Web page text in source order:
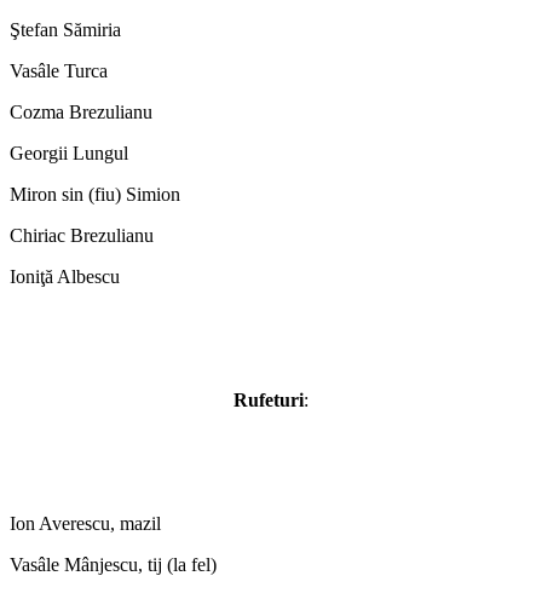
Ştefan Sămiria
Vasâle Turca
Cozma Brezulianu
Georgii Lungul
Miron sin (fiu) Simion
Chiriac Brezulianu
Ioniţă Albescu
Rufeturi:
Ion Averescu, mazil
Vasâle Mânjescu, tij (la fel)